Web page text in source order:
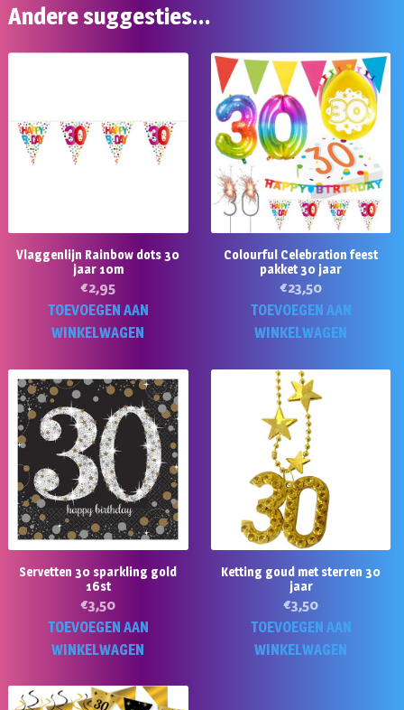
Andere suggesties…
Vlaggenlijn Rainbow dots 30
jaar 10m
€2,95
TOEVOEGEN AAN
WINKELWAGEN
Colourful Celebration feest
pakket 30 jaar
€23,50
TOEVOEGEN AAN
WINKELWAGEN
Servetten 30 sparkling gold
16st
€3,50
TOEVOEGEN AAN
WINKELWAGEN
Ketting goud met sterren 30
jaar
€3,50
TOEVOEGEN AAN
WINKELWAGEN